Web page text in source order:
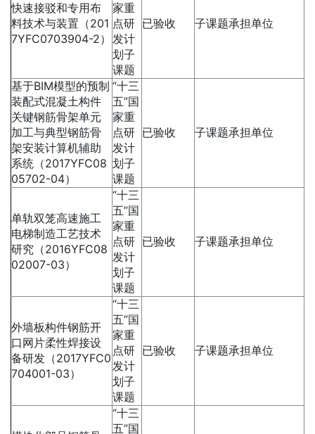
快速接驳和专用布
料技术与装置（201
7YFC0703904-2）
家重
点研
发计
划子
课题
已验收 子课题承担单位
基于BIM模型的预制
装配式混凝土构件
关键钢筋骨架单元
加工与典型钢筋骨
架安装计算机辅助
系统（2017YFC08
05702-04）
“十三
五”国
家重
点研
发计
划子
课题
已验收 子课题承担单位
单轨双笼高速施工
电梯制造工艺技术
研究（2016YFC08
02007-03）
“十三
五”国
家重
点研
发计
划子
课题
已验收 子课题承担单位
外墙板构件钢筋开
口网片柔性焊接设
备研发（2017YFC0
704001-03）
“十三
五”国
家重
点研
发计
划子
课题
已验收 子课题承担单位
“十三
五”国